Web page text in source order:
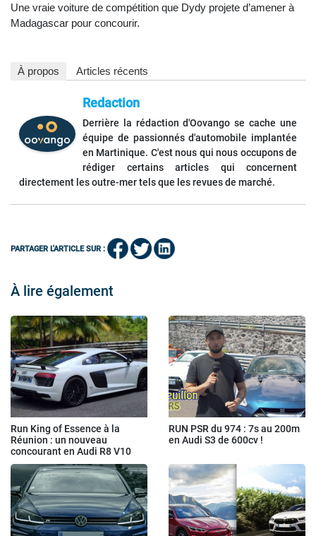
Une vraie voiture de compétition que Dydy projete d’amener à
Madagascar pour concourir.
À propos Articles récents
Redaction
Derrière la rédaction d'Oovango se cache une
équipe de passionnés d'automobile implantée
en Martinique. C'est nous qui nous occupons de
rédiger certains articles qui concernent
directement les outre-mer tels que les revues de marché.
PARTAGER L'ARTICLE SUR :
À lire également
Run King of Essence à la
Réunion : un nouveau
concourant en Audi R8 V10
RUN PSR du 974 : 7s au 200m
en Audi S3 de 600cv !